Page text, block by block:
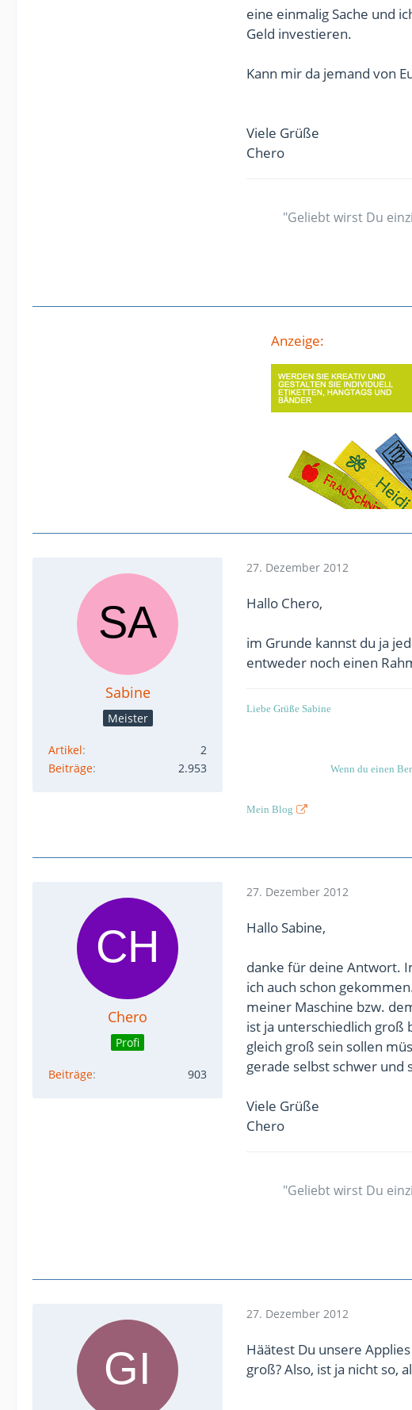
eine einmalig Sache und
Geld investieren.
Kann mir da jemand von
Viele Grüße
Chero
"Geliebt wirst Du
Anzeige:
Sabine
Meister
Artikel
2
Beiträge
2.953
27. Dezember 2012
Hallo Chero,
im Grunde kannst du ja
entweder noch einen
Liebe Grüße Sabine
Wenn du einen
Mein Blog
Chero
Profi
Beiträge 903
27. Dezember 2012
Hallo Sabine,
danke für deine Antwort.
ich auch schon
meiner Maschine bzw.
ist ja unterschiedlich groß
gleich groß sein sollen
gerade selbst schwer und
Viele Grüße
Chero
"Geliebt wirst Du
27. Dezember 2012
Häätest Du unsere
groß? Also, ist ja nicht so,